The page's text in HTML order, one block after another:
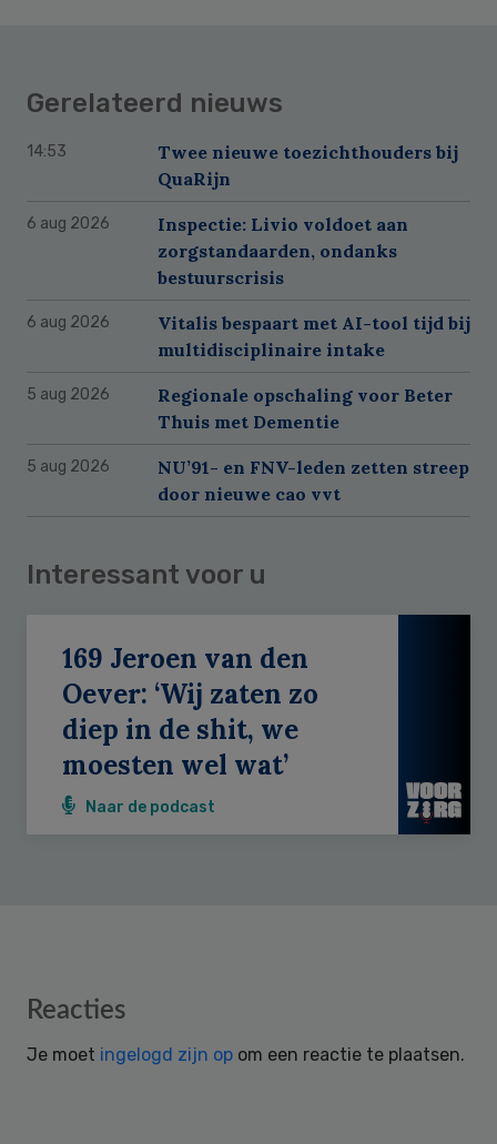
Gerelateerd nieuws
14:53
Twee nieuwe toezichthouders bij
QuaRijn
6 aug 2026
Inspectie: Livio voldoet aan
zorgstandaarden, ondanks
bestuurscrisis
6 aug 2026
Vitalis bespaart met AI-tool tijd bij
multidisciplinaire intake
5 aug 2026
Regionale opschaling voor Beter
Thuis met Dementie
5 aug 2026
NU’91- en FNV-leden zetten streep
door nieuwe cao vvt
Interessant voor u
169 Jeroen van den
Oever: ‘Wij zaten zo
diep in de shit, we
moesten wel wat’
Naar de podcast
Reader
Reacties
Je moet ingelogd zijn op om een reactie te plaatsen.